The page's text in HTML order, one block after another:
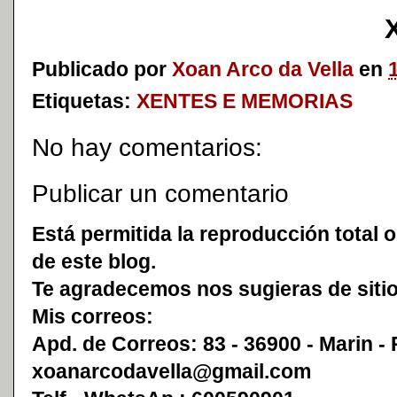
Publicado por Xoan Arco da Vella en
Etiquetas: XENTES E MEMORIAS
No hay comentarios:
Publicar un comentario
Está permitida la reproducción total
de este blog.
Te agradecemos nos sugieras de
Mis correos:
Apd. de Correos: 83 - 36900 - Marin -
xoanarcodavella@gmail.com